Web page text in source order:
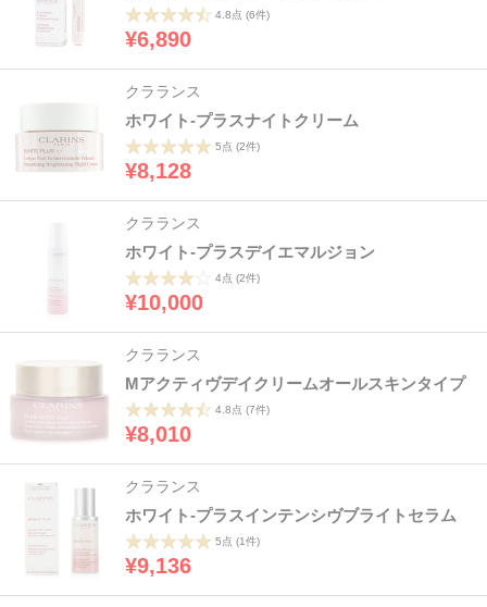
4.8点 (6件)
¥6,890
クラランス
ホワイト-プラスナイトクリーム
5点 (2件)
¥8,128
クラランス
ホワイト-プラスデイエマルジョン
4点 (2件)
¥10,000
クラランス
Mアクティヴデイクリームオールスキンタイプ
4.8点 (7件)
¥8,010
クラランス
ホワイト-プラスインテンシヴブライトセラム
5点 (1件)
¥9,136